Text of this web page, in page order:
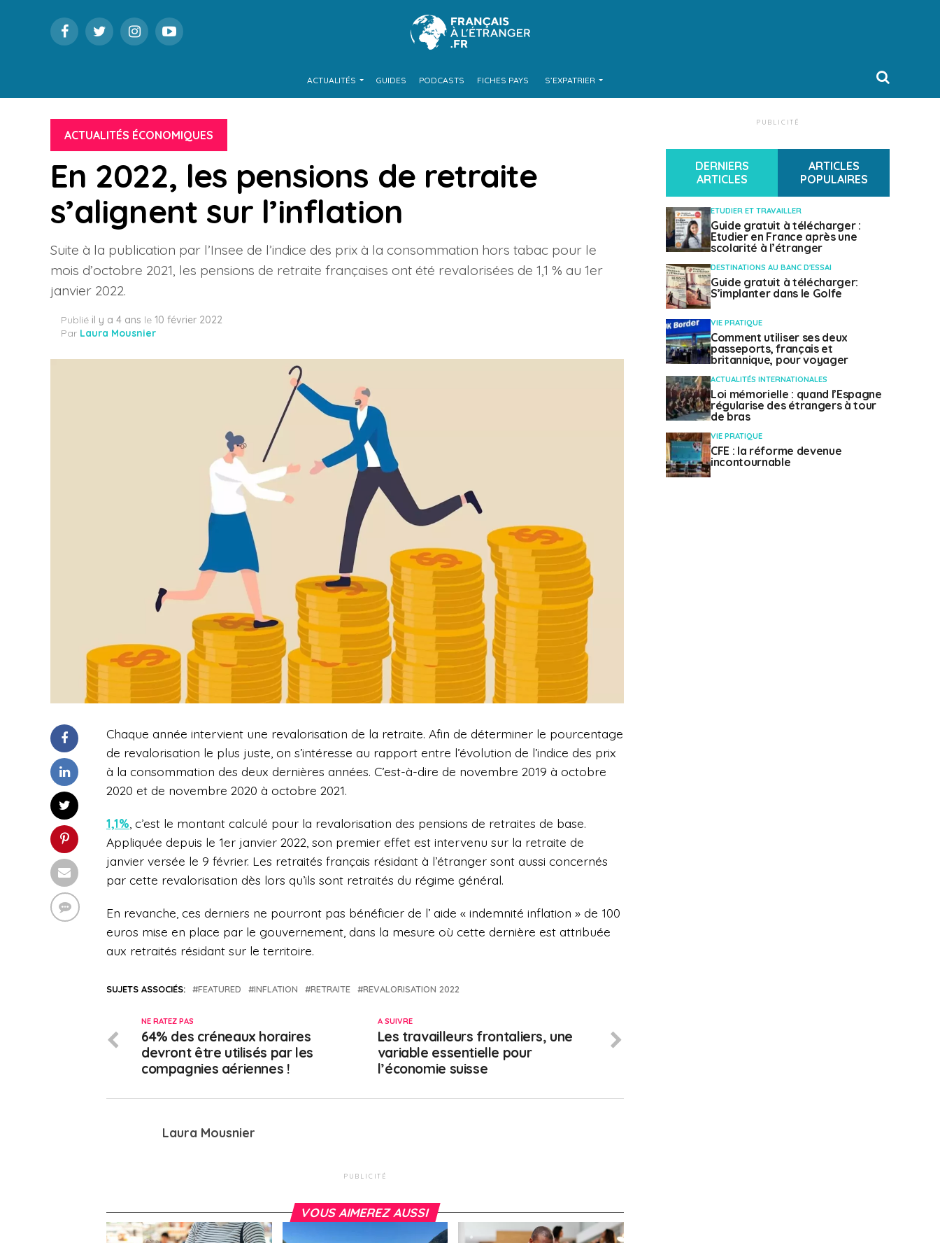
ACTUALITÉS GUIDES PODCASTS FICHES PAYS S’EXPATRIER
ACTUALITÉS ÉCONOMIQUES
En 2022, les pensions de retraite
s’alignent sur l’inflation
Suite à la publication par l’Insee de l’indice des prix à la consommation hors tabac pour le
mois d’octobre 2021, les pensions de retraite françaises ont été revalorisées de 1,1 % au 1er
janvier 2022.
Publié il y a 4 ans le 10 février 2022
Par Laura Mousnier
Chaque année intervient une revalorisation de la retraite. Afin de déterminer le pourcentage
de revalorisation le plus juste, on s’intéresse au rapport entre l’évolution de l’indice des prix
à la consommation des deux dernières années. C’est-à-dire de novembre 2019 à octobre
2020 et de novembre 2020 à octobre 2021.
1,1% , c’est le montant calculé pour la revalorisation des pensions de retraites de base.
Appliquée depuis le 1er janvier 2022, son premier effet est intervenu sur la retraite de
janvier versée le 9 février. Les retraités français résidant à l’étranger sont aussi concernés
par cette revalorisation dès lors qu’ils sont retraités du régime général.
En revanche, ces derniers ne pourront pas bénéficier de l’ aide « indemnité inflation » de 100
euros mise en place par le gouvernement, dans la mesure où cette dernière est attribuée
aux retraités résidant sur le territoire.
SUJETS ASSOCIÉS: FEATURED INFLATION RETRAITE REVALORISATION 2022
A SUIVRE
Les travailleurs frontaliers, une
variable essentielle pour
l’économie suisse
NE RATEZ PAS
64% des créneaux horaires
devront être utilisés par les
compagnies aériennes !
Laura Mousnier
PUBLICITÉ
VOUS AIMEREZ AUSSI
PUBLICITÉ
DERNIERS
ARTICLES
ARTICLES
POPULAIRES
ETUDIER ET TRAVAILLER
Guide gratuit à télécharger :
Etudier en France après une
scolarité à l’étranger
DESTINATIONS AU BANC D'ESSAI
Guide gratuit à télécharger:
S’implanter dans le Golfe
VIE PRATIQUE
Comment utiliser ses deux
passeports, français et
britannique, pour voyager
ACTUALITÉS INTERNATIONALES
Loi mémorielle : quand l’Espagne
régularise des étrangers à tour
de bras
VIE PRATIQUE
CFE : la réforme devenue
incontournable